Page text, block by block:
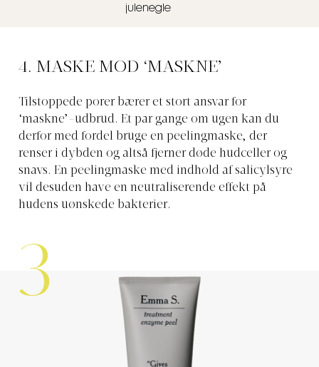
julenegle
4. MASKE MOD ‘MASKNE’
Tilstoppede porer bærer et stort ansvar for
‘maskne’-udbrud. Et par gange om ugen kan du
derfor med fordel bruge en peelingmaske, der
renser i dybden og altså fjerner døde hudceller og
snavs. En peelingmaske med indhold af salicylsyre
vil desuden have en neutraliserende effekt på
hudens uønskede bakterier.
3